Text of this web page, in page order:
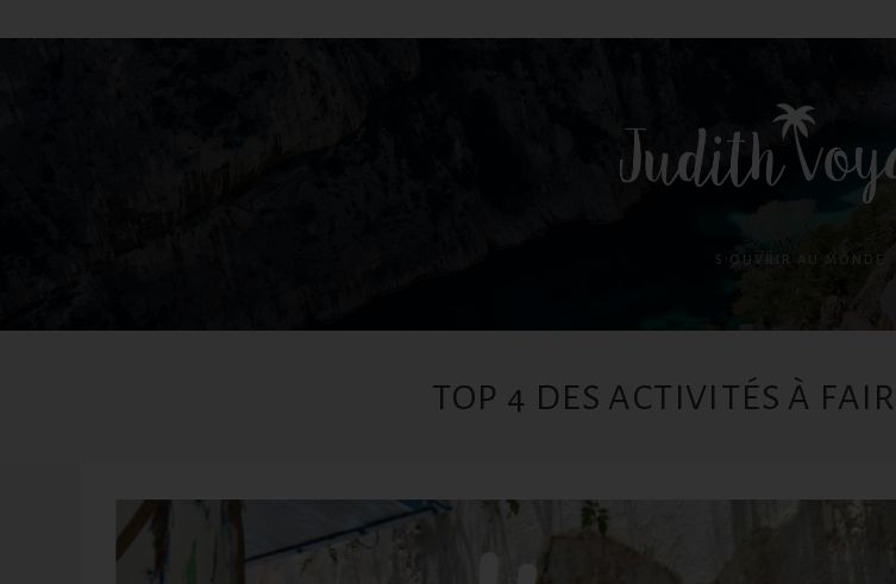
S'OUVRIR AU MONDE
TOP 4 DES ACTIVITÉS À